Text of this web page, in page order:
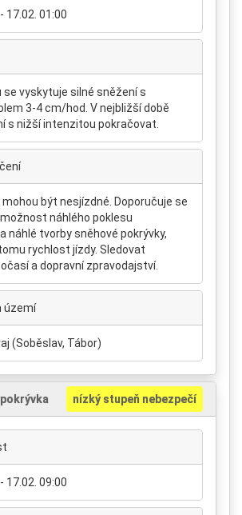
17.02. 01:00
se vyskytuje silné sněžení s
3-4 cm/hod. V nejbližší době
s nižší intenzitou pokračovat.
mohou být nesjízdné. Doporučuje se
náhlého poklesu
náhlé tvorby sněhové pokrývky,
rychlost jízdy. Sledovat
a dopravní zpravodajství.
území
(Soběslav, Tábor)
nízký stupeň nebezpečí
17.02. 09:00